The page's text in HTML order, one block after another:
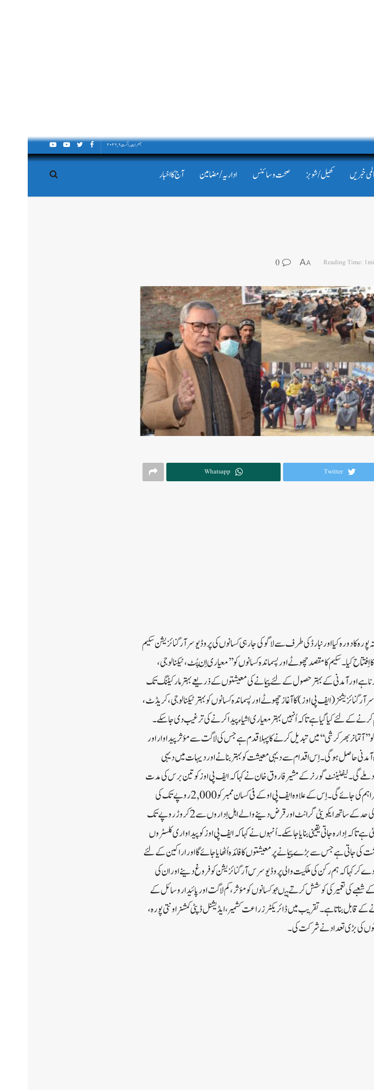
جمعرات, اگست ۶, ۲۰۲۶
خبریں کھیل/شوبز صحت و سائنس اداریہ/ مضامین آج کا اخبار
Reading Time:
A
A
Twitter
Whatsapp
کا دورہ کیا اور نبارڈ کی طرف سے لاگو کی جارہی کسانوں کی پروڈیو سر آرگنائزیشن سکیم
کیا۔سکیم کا مقصد چھوٹے اور پسماندہ کسانوں کو’’ معیاری اِن پُٹ ، ٹیکنالوجی ،
ہے اور آمدنی کے بہتر حصول کے لئے پیمانے کی معیشتوں کے ذریعے بہتر مارکیٹنگ تک
( ایف پی اوز) کا آغاز چھوٹے اور پسماندہ کسانوں کو بہتر ٹیکنالوجی، کریڈٹ ،
کے لئے کیا گیا ہے تاکہ اُنہیں بہتر معیار ی اشیاء پیدا کرنے کی ترغیب دی جاسکے۔
آتما نربھر کرشی‘‘ میں تبدیل کرنے کا پہلا قدم ہے جس کی لاگت سے مؤثر پیداوار اور
آمد نی حاصل ہوگی۔اِس اقدام سے دیہی معیشت کو بہتر بنانے اور دیہات میں دیہی
گی۔لیفٹیننٹ گورنر کے مشیر فاروق خان نے کہا کہ ایف پی اوز کو تین برس کی مدت
کے لئے فی ایف پی او 18لاکھ روپے تک کی مالی اِمداد فراہم کی جائے گی۔ اِس کے علاوہ ایف پی او کے فی کسان ممبر کو 2,000 روپے تک کی
ایکویٹی گرانٹ کے ساتھ 15لاکھ روپے فی ایف پی او کی حد کے ساتھ ایکویٹی گرانٹ اور قرض دینے والے اہل اِداروں سے 2کروڑ روپے تک
اِدارہ جاتی یقینی بنایا جاسکے۔اُنہوں نے کہاکہ ایف پی اوز کو پیداوار ی کلسٹروں
کی جاتی ہے جس سے بڑے پیمانے پر معیشتوں کا فائدہ اُٹھایا جائے گا اور اراکین کے لئے
کر کہا کہ ہم رکن کی ملکیت والی پروڈیوسر س آرگنائزیشن کو فروغ دینے اور ان کی
کی تعمیر کی کوشش کرتے ہیںجو کسانوں کو مؤثر ، کم لاگت اور پائیدار وسائل کے
بناتا ہے۔تقریب میں ڈائریکٹر زراعت کشمیر ، ایڈیشنل ڈپٹی کمشنر اونتی پورہ ،
کی بڑی تعداد نے شرکت کی۔